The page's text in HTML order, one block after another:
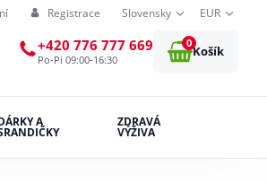
Registrace Slovensky EUR
+420 776 777 669
Po-Pi 09:00-16:30
0
Košík
A ZDRAVÁ
VÝŽIVA